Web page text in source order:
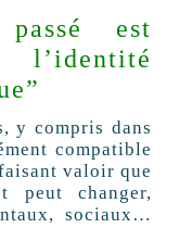
est
y compris dans
compatible
valoir que
peut changer,
sociaux…